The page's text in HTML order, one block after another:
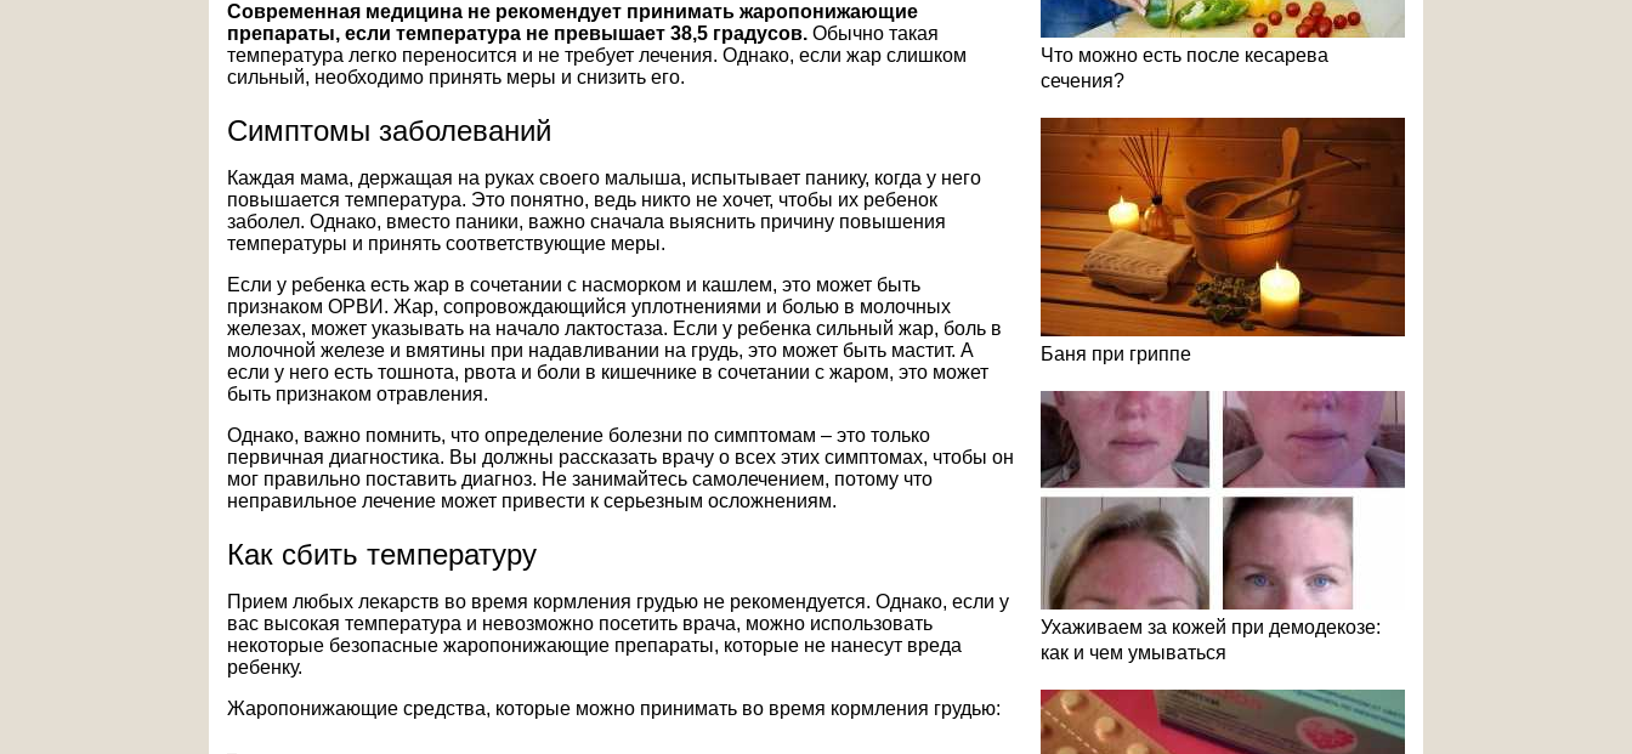
Современная медицина не рекомендует принимать жаропонижающие
препараты, если температура не превышает 38,5 градусов. Обычно такая
температура легко переносится и не требует лечения. Однако, если жар слишком
сильный, необходимо принять меры и снизить его.
Симптомы заболеваний
Каждая мама, держащая на руках своего малыша, испытывает панику, когда у него
повышается температура. Это понятно, ведь никто не хочет, чтобы их ребенок
заболел. Однако, вместо паники, важно сначала выяснить причину повышения
температуры и принять соответствующие меры.
Если у ребенка есть жар в сочетании с насморком и кашлем, это может быть
признаком ОРВИ. Жар, сопровождающийся уплотнениями и болью в молочных
железах, может указывать на начало лактостаза. Если у ребенка сильный жар, боль в
молочной железе и вмятины при надавливании на грудь, это может быть мастит. А
если у него есть тошнота, рвота и боли в кишечнике в сочетании с жаром, это может
быть признаком отравления.
Однако, важно помнить, что определение болезни по симптомам – это только
первичная диагностика. Вы должны рассказать врачу о всех этих симптомах, чтобы он
мог правильно поставить диагноз. Не занимайтесь самолечением, потому что
неправильное лечение может привести к серьезным осложнениям.
Как сбить температуру
Прием любых лекарств во время кормления грудью не рекомендуется. Однако, если у
вас высокая температура и невозможно посетить врача, можно использовать
некоторые безопасные жаропонижающие препараты, которые не нанесут вреда
ребенку.
Жаропонижающие средства, которые можно принимать во время кормления грудью:
Что можно есть после кесарева
сечения?
Баня при гриппе
Ухаживаем за кожей при демодекозе:
как и чем умываться